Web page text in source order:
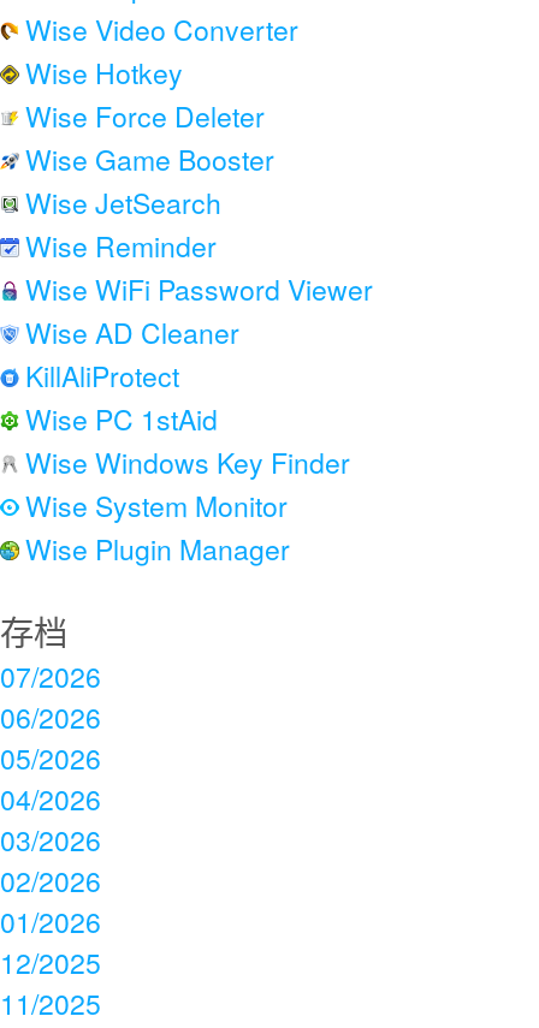
Wise Video Converter
Wise Hotkey
Wise Force Deleter
Wise Game Booster
Wise JetSearch
Wise Reminder
Wise WiFi Password Viewer
Wise AD Cleaner
KillAliProtect
Wise PC 1stAid
Wise Windows Key Finder
Wise System Monitor
Wise Plugin Manager
存档
07/2026
06/2026
05/2026
04/2026
03/2026
02/2026
01/2026
12/2025
11/2025